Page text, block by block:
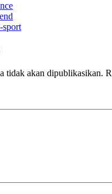
sport
tidak akan dipublikasikan.